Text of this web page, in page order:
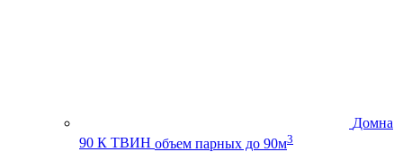
Домна
90 К ТВИН объем парных до 90м3